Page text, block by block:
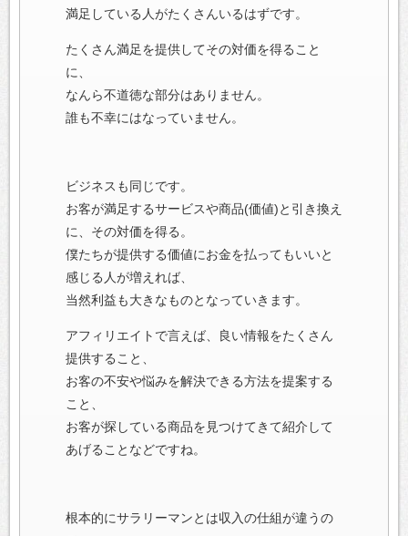
満足している人がたくさんいるはずです。
たくさん満足を提供してその対価を得ること
に、
なんら不道徳な部分はありません。
誰も不幸にはなっていません。
ビジネスも同じです。
お客が満足するサービスや商品(価値)と引き換え
に、その対価を得る。
僕たちが提供する価値にお金を払ってもいいと
感じる人が増えれば、
当然利益も大きなものとなっていきます。
アフィリエイトで言えば、良い情報をたくさん
提供すること、
お客の不安や悩みを解決できる方法を提案する
こと、
お客が探している商品を見つけてきて紹介して
あげることなどですね。
根本的にサラリーマンとは収入の仕組が違うの